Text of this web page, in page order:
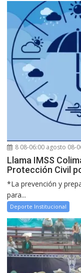
8 08-06:00 agosto 08-
Llama IMSS
Protección Civil
*La prevención y
para...
Deporte Institucional